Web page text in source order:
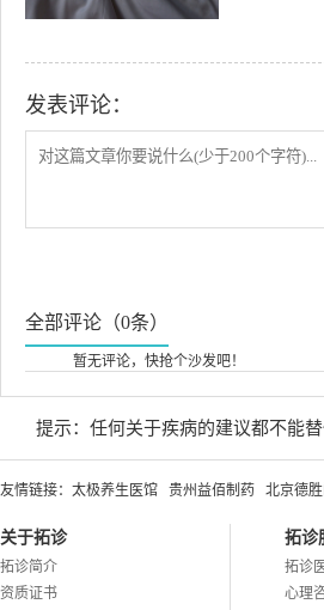
发表评论：
全部评论（0条）
暂无评论，快抢个沙发吧！
提示：任何关于疾病的建议都不能
友情链接： 太极养生医馆 贵州益佰制药 北京德
关于拓诊
拓诊简介
资质证书
拓诊
拓诊
心理